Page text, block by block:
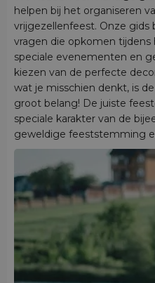
helpen bij het organiseren
vrijgezellenfeest. Onze
vragen die opkomen tijdens
speciale evenementen en
kiezen van de perfecte
wat je misschien denkt, is
groot belang! De juiste
speciale karakter van de
geweldige feeststemming